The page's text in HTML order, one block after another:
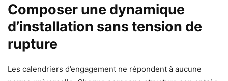
Composer une dynamique
d’installation sans tension de
rupture
Les calendriers d’engagement ne répondent à aucune